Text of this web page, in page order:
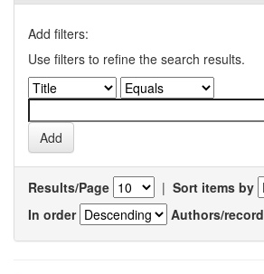
Add filters:
Use filters to refine the search results.
Results/Page | Sort items by
In order
Authors/record